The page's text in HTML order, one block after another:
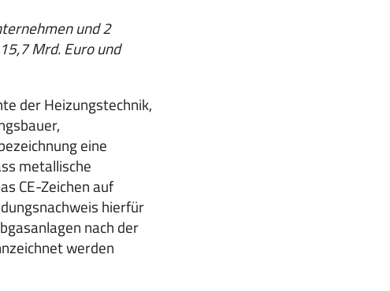
und 2
Mrd. Euro und
der Heizungstechnik,
eine
metallische
CE-Zeichen auf
hierfür
nach der
werden